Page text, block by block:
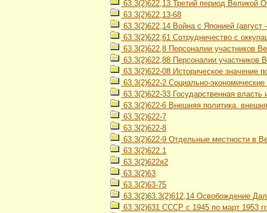
63.3(2)622,13 Третий период Великой
63.3(2)622,13-68
63.3(2)622,14 Война с Японией (август
63.3(2)622,61 Сотрудничество с
63.3(2)622,8 Персоналии участников
63.3(2)622,88 Персоналии участников
63.3(2)622-08 Историческое значение
63.3(2)622-2 Социально-
63.3(2)622-33 Государственная
63.3(2)622-6 Внешняя политика.
63.3(2)622-7
63.3(2)622-8
63.3(2)622-9 Отдельные местности в
63.3(2)622.1
63.3(2)622я2
63.3(2)63
63.3(2)63-75
63.3(2)63.3(2)612,14 Освобождение
63.3(2)631 СССР с 1945 по март 1953